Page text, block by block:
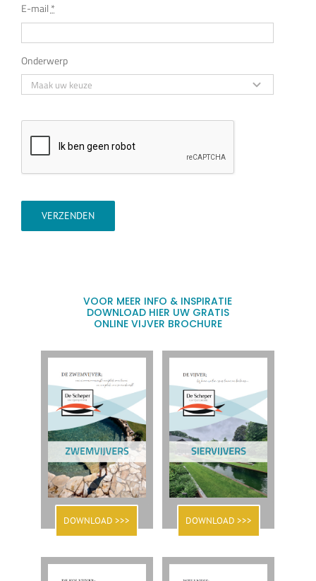
E-mail *
Onderwerp
VERZENDEN
VOOR MEER INFO & INSPIRATIE
DOWNLOAD HIER UW GRATIS
ONLINE VIJVER BROCHURE
DOWNLOAD >>> DOWNLOAD >>>